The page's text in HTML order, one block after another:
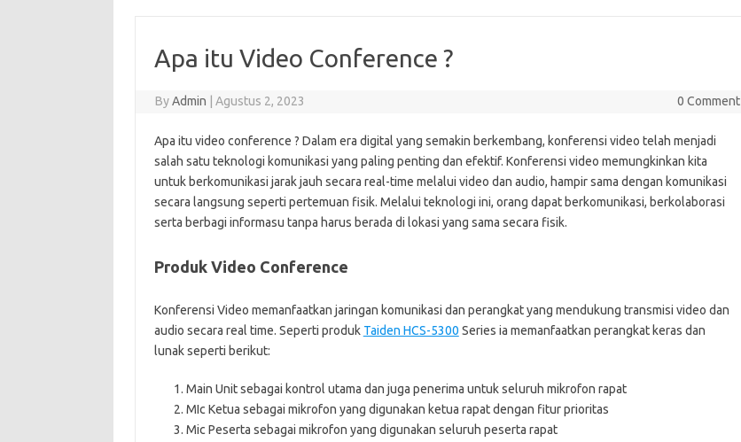
Apa itu Video Conference ?
ByAdmin Agustus 2, 2023 0 Comment
Apa itu video conference ? Dalam era digital yang semakin berkembang, konferensi video telah menjadi
salah satu teknologi komunikasi yang paling penting dan efektif. Konferensi video memungkinkan kita
untuk berkomunikasi jarak jauh secara real-time melalui video dan audio, hampir sama dengan komunikasi
secara langsung seperti pertemuan fisik. Melalui teknologi ini, orang dapat berkomunikasi, berkolaborasi
serta berbagi informasu tanpa harus berada di lokasi yang sama secara fisik.
Produk Video Conference
Konferensi Video memanfaatkan jaringan komunikasi dan perangkat yang mendukung transmisi video dan
audio secara real time. Seperti produk Taiden HCS-5300 Series ia memanfaatkan perangkat keras dan
lunak seperti berikut:
Main Unit sebagai kontrol utama dan juga penerima untuk seluruh mikrofon rapat
MIc Ketua sebagai mikrofon yang digunakan ketua rapat dengan fitur prioritas
Mic Peserta sebagai mikrofon yang digunakan seluruh peserta rapat